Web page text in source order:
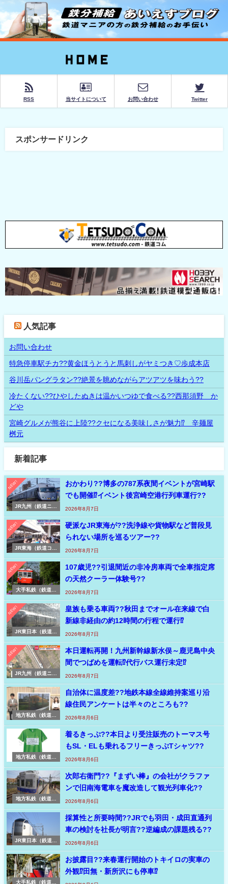
RSS 当サイトについて お問い合わせ Twitter
スポンサードリンク
人気記事
お問い合わせ
特急停車駅チカ??黄金ほうとうと馬刺しがヤミつき♡歩成本店
谷川岳パングラタン??絶景を眺めながらアツアツを味わう??
冷たくない??ひやしたぬきは温かいつゆで食べる??西那須野 か
どや
宮崎グルメが熊谷に上陸??クセになる美味しさが魅力⁉ 辛麺屋
桝元
新着記事
NEW!
JR九州（鉄道ニュ
おかわり??博多の787系夜間イベントが宮崎駅
でも開催⁉イベント後宮崎空港行列車運行??
2026年8月7日
NEW!
JR東海（鉄道コラ
硬派なJR東海が??洗浄線や貨物駅など普段見
られない場所を巡るツアー??
2026年8月7日
NEW!
大手私鉄（鉄道ニ
107歳児??引退間近の非冷房車両で全車指定席
の天然クーラー体験号??
2026年8月7日
NEW!
JR東日本（鉄道ニ
本）
皇族も乗る車両??秋田までオール在来線で白
新線非経由の約12時間の行程で運行⁉
2026年8月7日
NEW!
JR九州（鉄道ニュ
本日運転再開！九州新幹線新水俣～鹿児島中央
間でつばめを運転⁉代行バス運行未定⁉
2026年8月7日
地方私鉄（鉄道コ
自治体に温度差??地鉄本線全線維持案巡り沿
線住民アンケートは半々のところも??
2026年8月6日
地方私鉄（鉄道ニ
着るきっぷ??本日より受注販売のトーマス号
もSL・ELも乗れるフリーきっぷTシャツ??
2026年8月6日
地方私鉄（鉄道コ
次郎右衛門??『まずい棒』の会社がクラファ
ンで旧南海電車を魔改造して観光列車化??
2026年8月6日
JR東日本（鉄道ニ
本）
採算性と所要時間??JRでも羽田・成田直通列
車の検討を社長が明言??逆編成の課題残る??
2026年8月6日
大手私鉄（鉄道ニ
お披露目??来春運行開始のトキイロの実車の
外観⁉田無・新所沢にも停車⁉